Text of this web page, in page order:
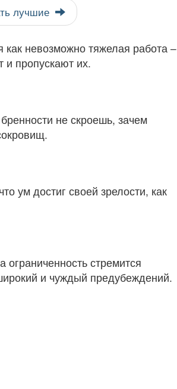
лучшие
невозможно тяжелая работа –
и пропускают их.
не скроешь, зачем
ум достиг своей зрелости, как
ограниченность стремится
и чуждый предубеждений.